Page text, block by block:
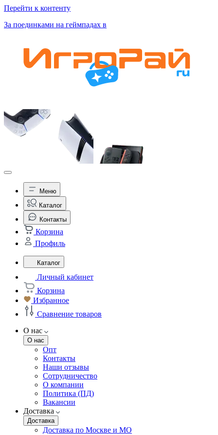
Перейти к контенту
За поединками на геймпадах в
Меню
Каталог
Контакты
Корзина
Профиль
Каталог
Личный кабинет
Корзина
Избранное
Сравнение товаров
О нас
О нас
Опт
Контакты
Наши отзывы
Сотрудничество
О компании
Политика (ПД)
Вакансии
Доставка
Доставка
Доставка по Москве и МО